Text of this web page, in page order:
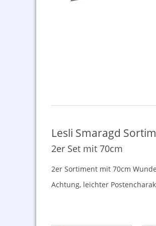
Lesli Smaragd
2er Set mit 70cm
2er Sortiment mit 70cm
Achtung, leichter